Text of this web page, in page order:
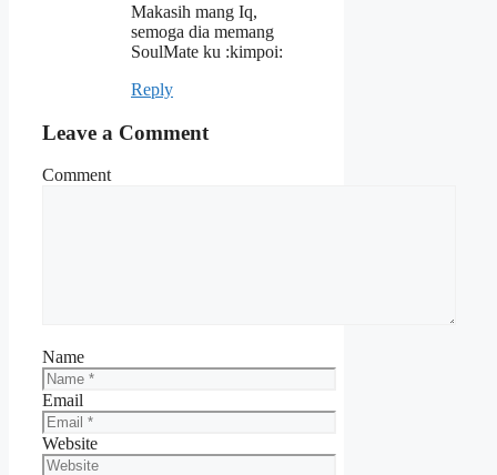
Makasih mang Iq,
semoga dia memang
SoulMate ku :kimpoi:
Reply
Leave a Comment
Comment
Name
Email
Website